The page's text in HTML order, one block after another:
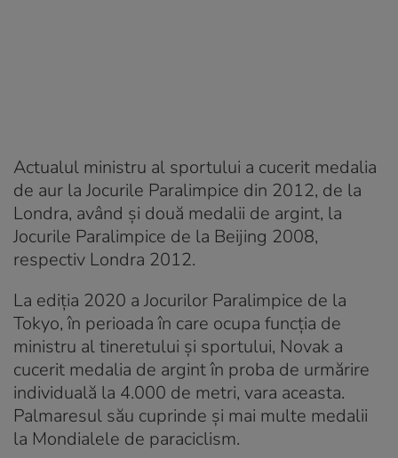
Actualul ministru al sportului a cucerit medalia
de aur la Jocurile Paralimpice din 2012, de la
Londra, având şi două medalii de argint, la
Jocurile Paralimpice de la Beijing 2008,
respectiv Londra 2012.
La ediţia 2020 a Jocurilor Paralimpice de la
Tokyo, în perioada în care ocupa funcţia de
ministru al tineretului şi sportului, Novak a
cucerit medalia de argint în proba de urmărire
individuală la 4.000 de metri, vara aceasta.
Palmaresul său cuprinde şi mai multe medalii
la Mondialele de paraciclism.